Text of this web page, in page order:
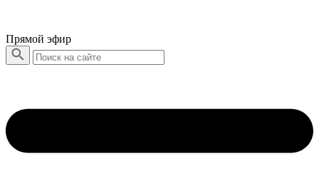
Прямой эфир